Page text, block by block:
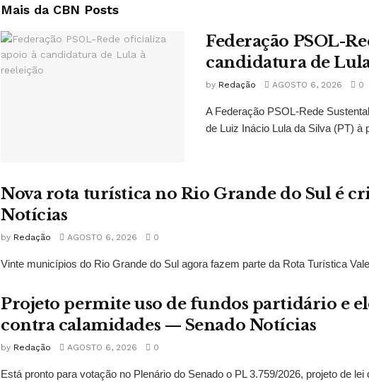
Mais da CBN Posts
Federação PSOL-
candidatura de
by Redação AGOSTO 6, 2026 0
A Federação PSOL-Rede
de Luiz Inácio Lula da Silva (PT) à
Nova rota turística no Rio Grande do Sul é
Notícias
by Redação AGOSTO 6, 2026 0
Vinte municípios do Rio Grande do Sul agora fazem parte da Rota Turística
Projeto permite uso de fundos partidário e
contra calamidades — Senado Notícias
by Redação AGOSTO 6, 2026 0
Está pronto para votação no Plenário do Senado o PL 3.759/2026, projeto de